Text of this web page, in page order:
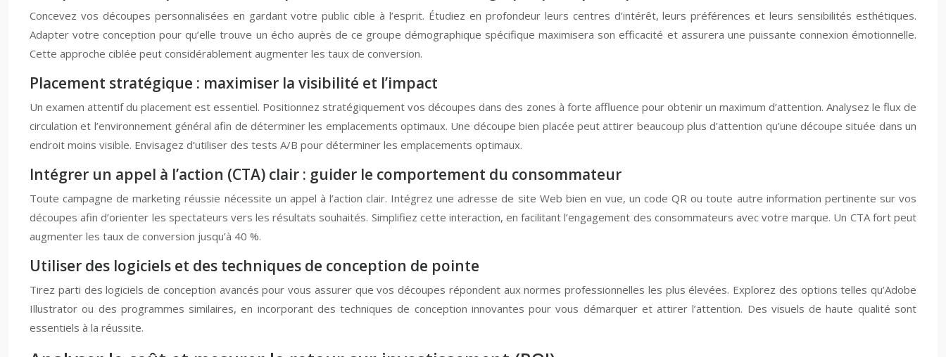
Concevez vos découpes personnalisées en gardant votre public cible à l’esprit. Étudiez en profondeur leurs centres d’intérêt, leurs préférences et leurs sensibilités esthétiques.
Adapter votre conception pour qu’elle trouve un écho auprès de ce groupe démographique spécifique maximisera son efficacité et assurera une puissante connexion émotionnelle.
Cette approche ciblée peut considérablement augmenter les taux de conversion.
Placement stratégique : maximiser la visibilité et l’impact
Un examen attentif du placement est essentiel. Positionnez stratégiquement vos découpes dans des zones à forte affluence pour obtenir un maximum d’attention. Analysez le flux de
circulation et l’environnement général afin de déterminer les emplacements optimaux. Une découpe bien placée peut attirer beaucoup plus d’attention qu’une découpe située dans un
endroit moins visible. Envisagez d’utiliser des tests A/B pour déterminer les emplacements optimaux.
Intégrer un appel à l’action (CTA) clair : guider le comportement du consommateur
Toute campagne de marketing réussie nécessite un appel à l’action clair. Intégrez une adresse de site Web bien en vue, un code QR ou toute autre information pertinente sur vos
découpes afin d’orienter les spectateurs vers les résultats souhaités. Simplifiez cette interaction, en facilitant l’engagement des consommateurs avec votre marque. Un CTA fort peut
augmenter les taux de conversion jusqu’à 40 %.
Utiliser des logiciels et des techniques de conception de pointe
Tirez parti des logiciels de conception avancés pour vous assurer que vos découpes répondent aux normes professionnelles les plus élevées. Explorez des options telles qu’Adobe
Illustrator ou des programmes similaires, en incorporant des techniques de conception innovantes pour vous démarquer et attirer l’attention. Des visuels de haute qualité sont
essentiels à la réussite.